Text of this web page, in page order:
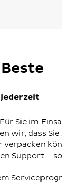
Sie im
wir, dass
Support –